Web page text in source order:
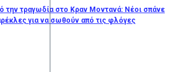
την τραγωδία στο Κραν Μοντανά: Νέοι σπάνε
για να σωθούν από τις φλόγες